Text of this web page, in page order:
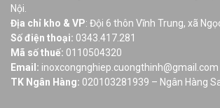
Nội.
Địa chỉ kho & VP: Đội 6 thôn Vĩnh Trung, xã
Số điện thoại: 0343.417.281
Mã số thuế: 0110504320
Email: inoxcongnghiep.cuongthinh@gmail.com
TK Ngân Hàng: 020103281939 – Ngân Hàng